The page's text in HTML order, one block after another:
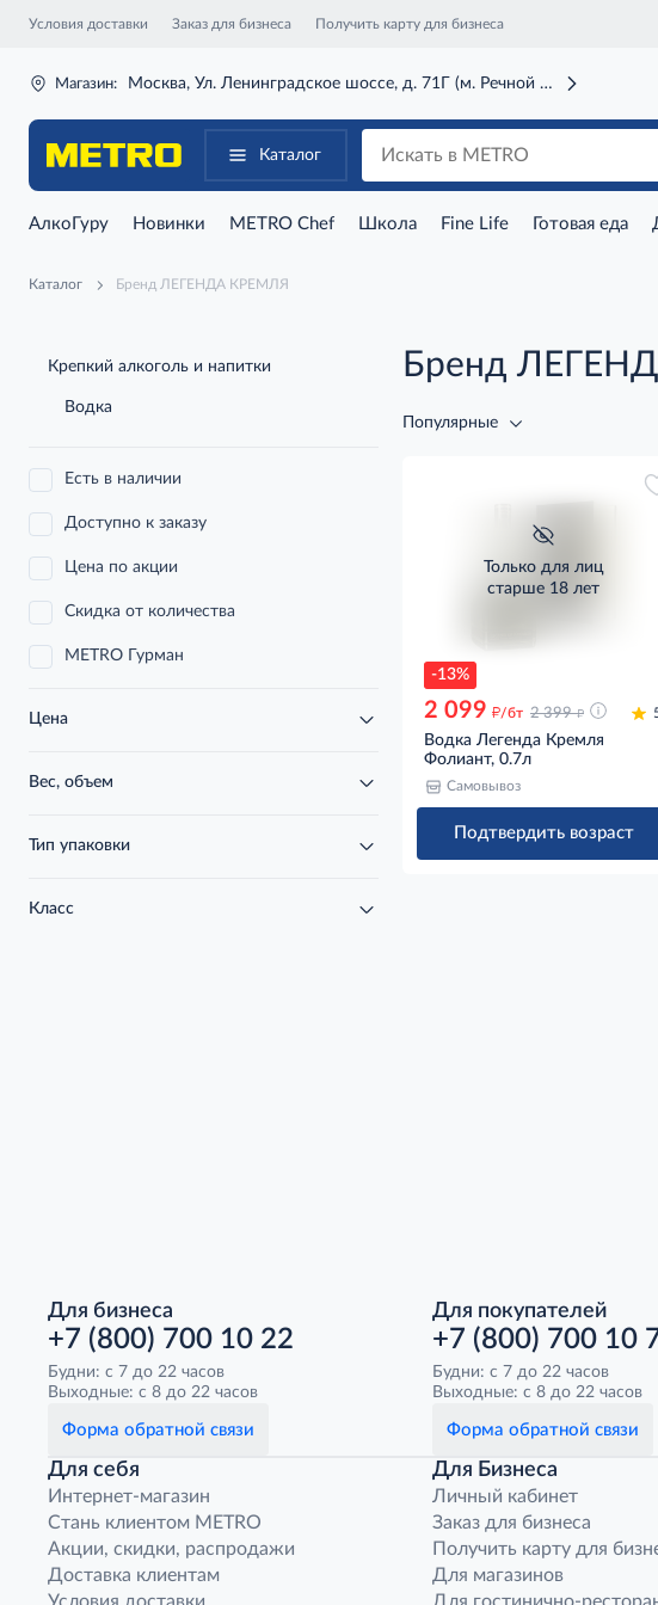
Условия доставки Заказ для бизнеса Получить карту для бизнеса
Магазин: Москва, Ул. Ленинградское шоссе, д. 71Г (м. Речной вокзал)
Каталог
АлкоГуру Новинки METRO Chef Школа Fine Life Готовая еда
Каталог Бренд ЛЕГЕНДА КРЕМЛЯ
Крепкий алкоголь и напитки
Водка
Есть в наличии
Доступно к заказу
Цена по акции
Скидка от количества
METRO Гурман
Цена
Вес, объем
Тип упаковки
Класс
Бренд
Популярные
-13%
Только для лиц
старше 18 лет
2 099 д/бт 2 399 д
Водка Легенда Кремля
Фолиант, 0.7л
Самовывоз
Подтвердить возраст
Для бизнеса
+7 (800) 700 10 22
Будни: с 7 до 22 часов
Выходные: с 8 до 22 часов
Форма обратной связи
Для покупателей
+7 (800) 700 10
Будни: с 7 до 22 часов
Выходные: с 8 до 22 часов
Форма обратной связи
Для себя
Интернет-магазин
Стань клиентом METRO
Акции, скидки, распродажи
Доставка клиентам
Для Бизнеса
Личный кабинет
Заказ для бизнеса
Получить карту для
Для магазинов